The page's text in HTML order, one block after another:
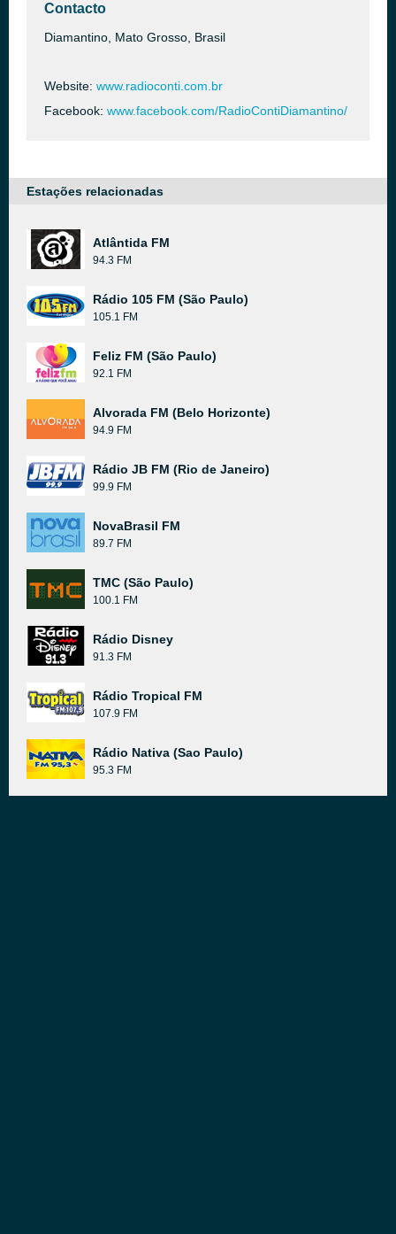
Contacto
Diamantino, Mato Grosso, Brasil
Website: www.radioconti.com.br
Facebook: www.facebook.com/RadioContiDiamantino/
Estações relacionadas
Atlântida FM
94.3 FM
Rádio 105 FM (São Paulo)
105.1 FM
Feliz FM (São Paulo)
92.1 FM
Alvorada FM (Belo Horizonte)
94.9 FM
Rádio JB FM (Rio de Janeiro)
99.9 FM
NovaBrasil FM
89.7 FM
TMC (São Paulo)
100.1 FM
Rádio Disney
91.3 FM
Rádio Tropical FM
107.9 FM
Rádio Nativa (Sao Paulo)
95.3 FM